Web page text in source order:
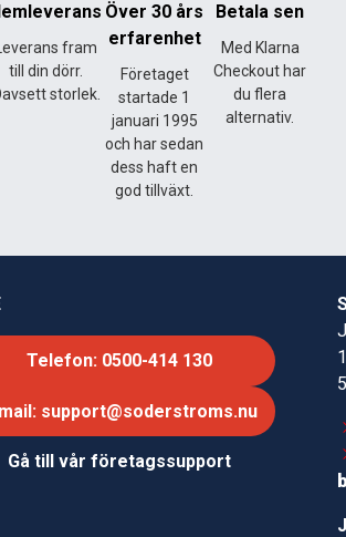
fram
till din dörr.
storlek.
Över 30 års
erfarenhet
Företaget
startade 1
januari 1995
och har sedan
dess haft en
god tillväxt.
Betala sen
Med Klarna
Checkout har
du flera
alternativ.
Telefon: 0500-414 130
support@soderstroms.nu
Gå till vår företagssupport